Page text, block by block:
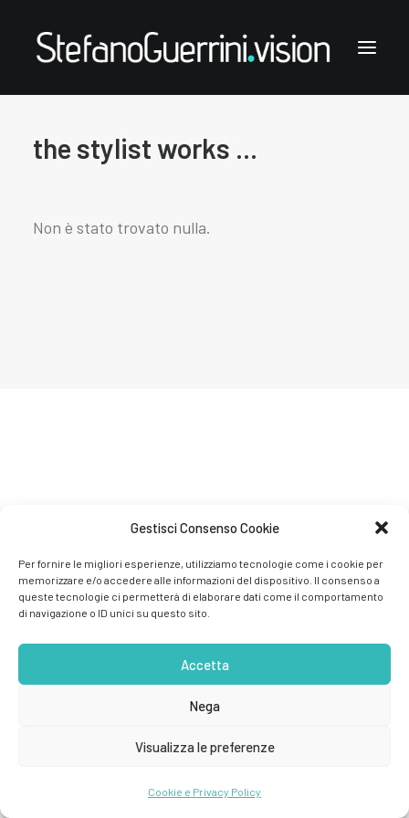
Gestisci Consenso Cookie
Per fornire le migliori esperienze, utilizziamo tecnologie come i cookie per
memorizzare e/o accedere alle informazioni del dispositivo. Il consenso a
queste tecnologie ci permetterà di elaborare dati come il comportamento
di navigazione o ID unici su questo sito.
Accetta
Nega
Visualizza le preferenze
Cookie e Privacy Policy
Stefano Guerrini
the style notes
the stylist works ...
Non è stato trovato nulla.